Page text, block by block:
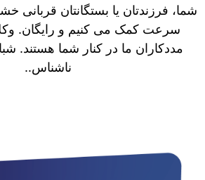
شما، فرزندتان یا بستگانتان قربانی
سرعت کمک می کنیم و رایگان.
مددکاران ما در کنار شما هستند.
ناشناس..